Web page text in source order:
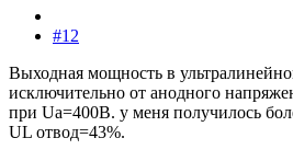
#12
Выходная мощность в
исключительно от анодного
при Uа=400В. у меня получилось
UL отвод=43%.